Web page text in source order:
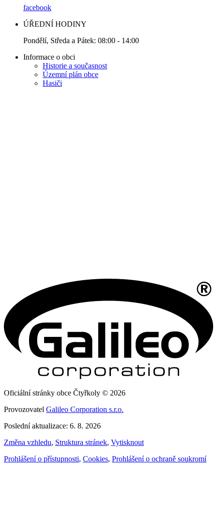
facebook
ÚŘEDNÍ HODINY
Pondělí, Středa a Pátek: 08:00 - 14:00
Informace o obci
Historie a současnost
Územní plán obce
Hasiči
Oficiální stránky obce Čtyřkoly © 2026
Provozovatel Galileo Corporation s.r.o.
Poslední aktualizace: 6. 8. 2026
Změna vzhledu, Struktura stránek, Vytisknout
Prohlášení o přístupnosti, Cookies, Prohlášení o ochraně soukromí